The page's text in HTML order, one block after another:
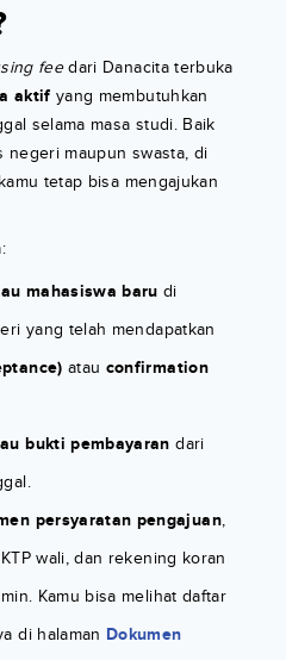
feedari Danacita terbuka
aktif yang membutuhkan
selama masa studi. Baik
negeri maupun swasta, di
tetap bisa mengajukan
mahasiswa baru di
yang telah mendapatkan
atau confirmation
bukti pembayaran dari
persyaratan pengajuan,
wali, dan rekening koran
Kamu bisa melihat daftar
di halaman Dokumen